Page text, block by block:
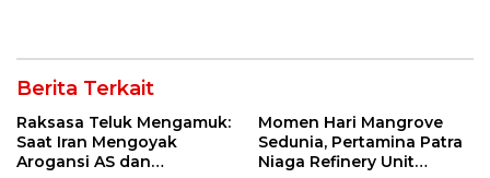
Berita Terkait
Raksasa Teluk Mengamuk:
Saat Iran Mengoyak
Arogansi AS dan
Momen Hari Mangrove
Sedunia, Pertamina Patra
Niaga Refinery Unit